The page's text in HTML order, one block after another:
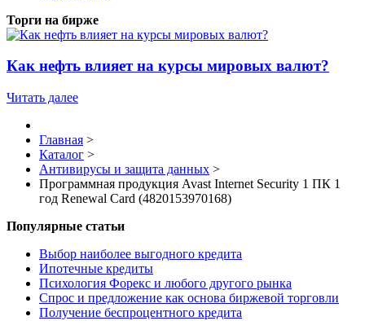
Торги на бирже
Как нефть влияет на курсы мировых валют?
Читать далее
Главная >
Каталог >
Антивирусы и защита данных >
Программная продукция Avast Internet Security 1 ПК 1
год Renewal Card (4820153970168)
Популярные статьи
Выбор наиболее выгодного кредита
Ипотечные кредиты
Психология Форекс и любого другого рынка
Спрос и предложение как основа биржевой торговли
Получение беспроцентного кредита